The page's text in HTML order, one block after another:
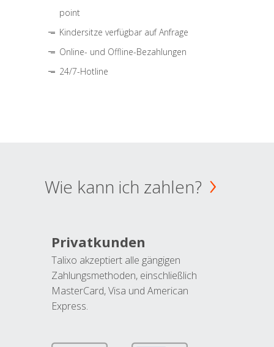
point
Kindersitze verfügbar auf Anfrage
Online- und Offline-Bezahlungen
24/7-Hotline
Wie kann ich zahlen?
Privatkunden
Talixo akzeptiert alle gängigen
Zahlungsmethoden, einschließlich
MasterCard, Visa und American
Express.